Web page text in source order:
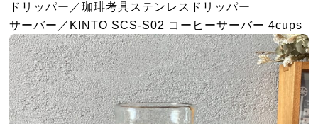
ドリッパー／珈琲考具ステンレスドリッパー
サーバー／KINTO SCS-S02 コーヒーサーバー 4cups